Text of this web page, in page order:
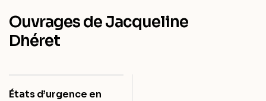
Ouvrages de Jacqueline
Dhéret
États d’urgence en